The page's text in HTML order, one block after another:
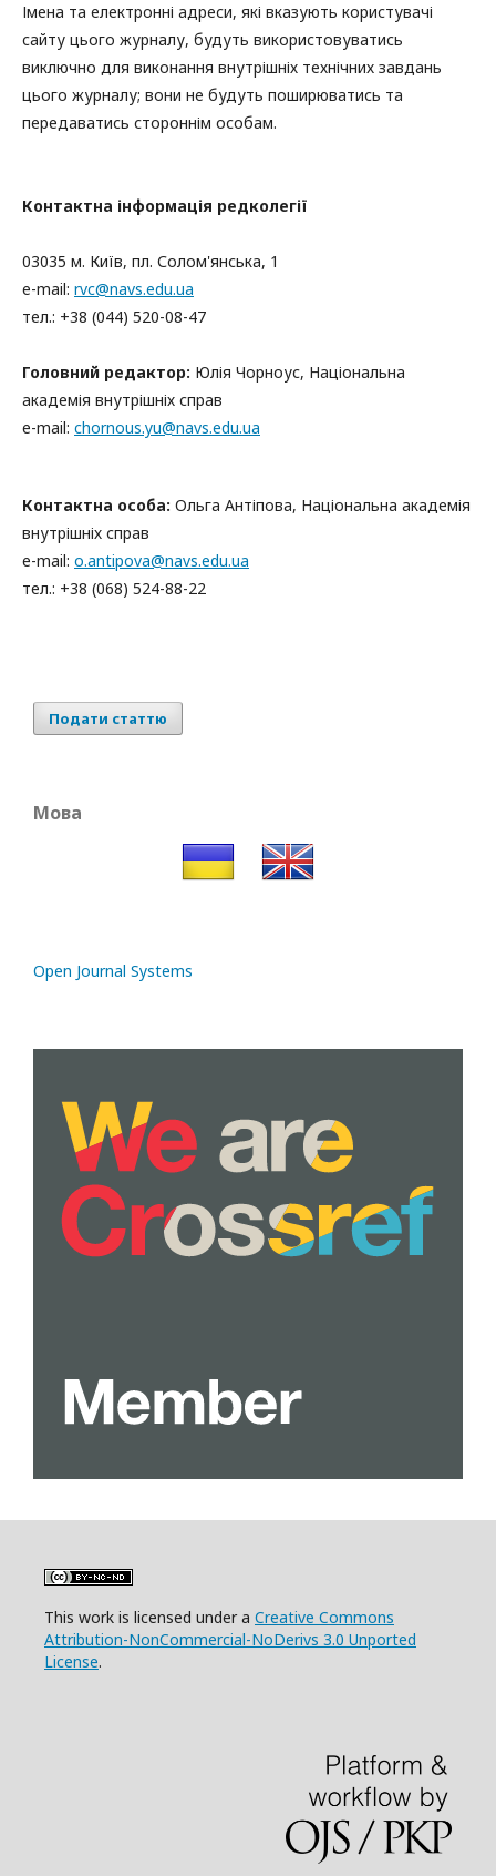
Імена та електронні адреси, які вказують користувачі
сайту цього журналу, будуть використовуватись
виключно для виконання внутрішніх технічних завдань
цього журналу; вони не будуть поширюватись та
передаватись стороннім особам.
Контактна інформація редколегії
03035 м. Київ, пл. Солом'янська, 1
е-mail: rvc@navs.edu.ua
тел.: +38 (044) 520-08-47
Головний редактор: Юлія Чорноус, Національна
академія внутрішніх справ
е-mail: chornous.yu@navs.edu.ua
Контактна особа: Ольга Антіпова, Національна академія
внутрішніх справ
е-mail: о.antipova@navs.edu.ua
тел.: +38 (068) 524-88-22
Подати статтю
Мова
Open Journal Systems
This work is licensed under a Creative Commons
Attribution-NonCommercial-NoDerivs 3.0 Unported
License.